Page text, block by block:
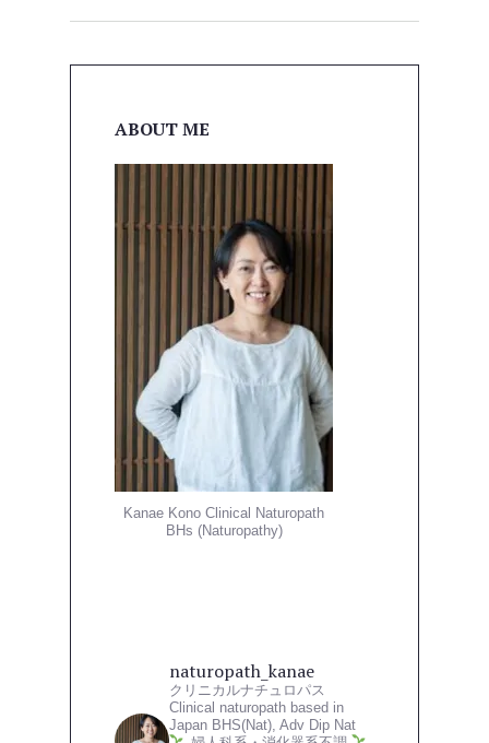
ABOUT ME
Kanae Kono Clinical Naturopath
BHs (Naturopathy)
naturopath_kanae
クリニカルナチュロパス
Clinical naturopath based in
Japan BHS(Nat), Adv Dip Nat